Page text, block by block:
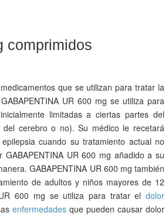
comprimidos
que se utilizan para tratar la
UR 600 mg se utiliza para
limitadas a ciertas partes del
cerebro o no). Su médico le recetará
cuando su tratamiento actual no
UR 600 mg añadido a su
GABAPENTINA UR 600 mg también
de adultos y niños mayores de 12
600 mg se utiliza para tratar el dolor
enfermedades que pueden causar dolor